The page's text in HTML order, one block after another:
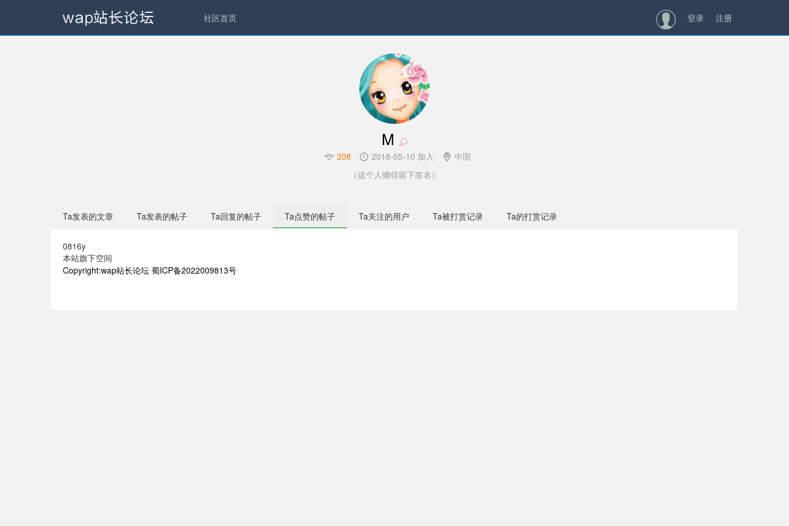
社区首页 登录 注册
M
208 2018-05-10 加入
中国
（这个人懒得留下签名）
Ta发表的文章 Ta发表的帖子 Ta回复的帖子 Ta点赞的帖子 Ta关注的用户 Ta被打赏记录 Ta的打赏记录
0816y
本站旗下空间
Copyright:wap站长论坛 蜀ICP备2022009813号